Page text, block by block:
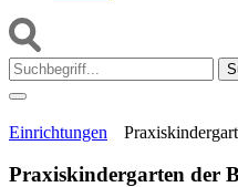
Suche:
Einrichtungen
Praxiskindergarten der